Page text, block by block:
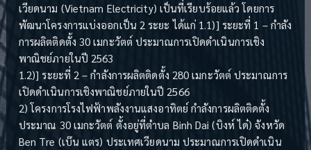
เวียดนาม (Vietnam Electricity) เป็นที่เรียบร้อยแล้ว โดยการ
พัฒนาโครงการแบ่งออกเป็น 2 ระยะ ได้แก่ 1.1)] ระยะที่ 1 – กำลัง
การผลิตติดตั้ง 30 เมกะวัตต์ ประมาณการเปิดดำเนินการเชิง
พาณิชย์ภายในปี 2563
1.2)] ระยะที่ 2 – กำลังการผลิตติดตั้ง 280 เมกะวัตต์ ประมาณการ
เปิดดำเนินการเชิงพาณิชย์ภายในปี 2566
2) โครงการโรงไฟฟ้าพลังงานแสงอาทิตย์ กำลังการผลิตติดตั้ง
ประมาณ 30 เมกะวัตต์ ตั้งอยู่ที่ตำบล Binh Dai (บิงห์ ได๋) จังหวัด
Ben Tre (เบ๊น แตร) ประเทศเวียดนาม ประมาณการเปิดดำเนิน